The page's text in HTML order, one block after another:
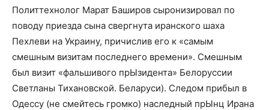
Политтехнолог Марат Баширов сыронизировал по
поводу приезда сына свергнута иранского шаха
Пехлеви на Украину, причислив его к «самым
смешным визитам последнего времени». Смешным
был визит «фальшивого прЫзидента» Белоруссии
Светланы Тихановской. Беларуси). Следом прибыл в
Одессу (не смейтесь громко) наследный прЫнц Ирана